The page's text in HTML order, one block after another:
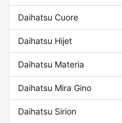
Daihatsu Cuore
Daihatsu Hijet
Daihatsu Materia
Daihatsu Mira Gino
Daihatsu Sirion